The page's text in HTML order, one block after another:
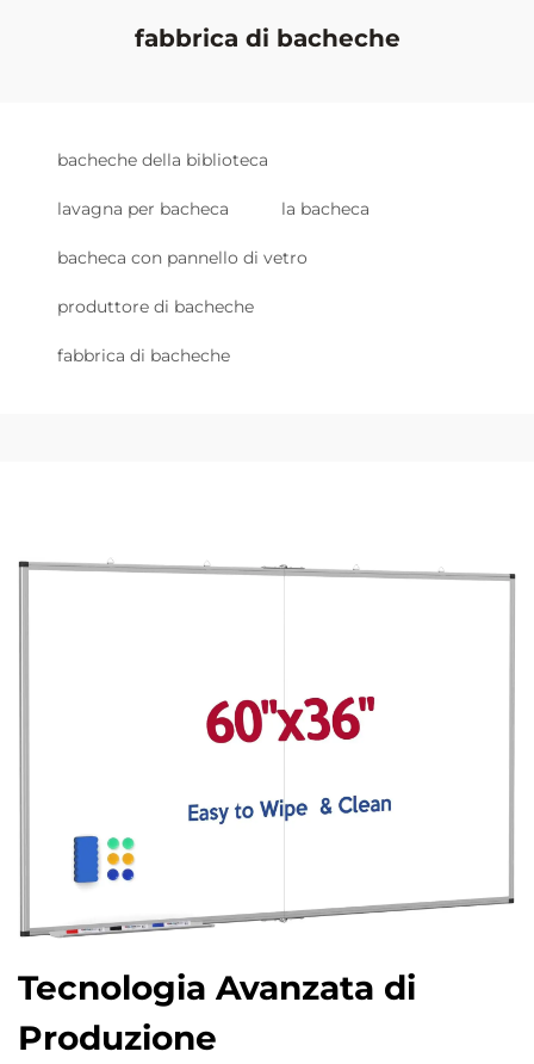
fabbrica di bacheche
bacheche della biblioteca
lavagna per bacheca la bacheca
bacheca con pannello di vetro
produttore di bacheche
fabbrica di bacheche
Tecnologia Avanzata di
Produzione